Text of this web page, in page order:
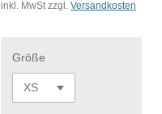
inkl. MwSt zzgl. Versandkosten
Größe